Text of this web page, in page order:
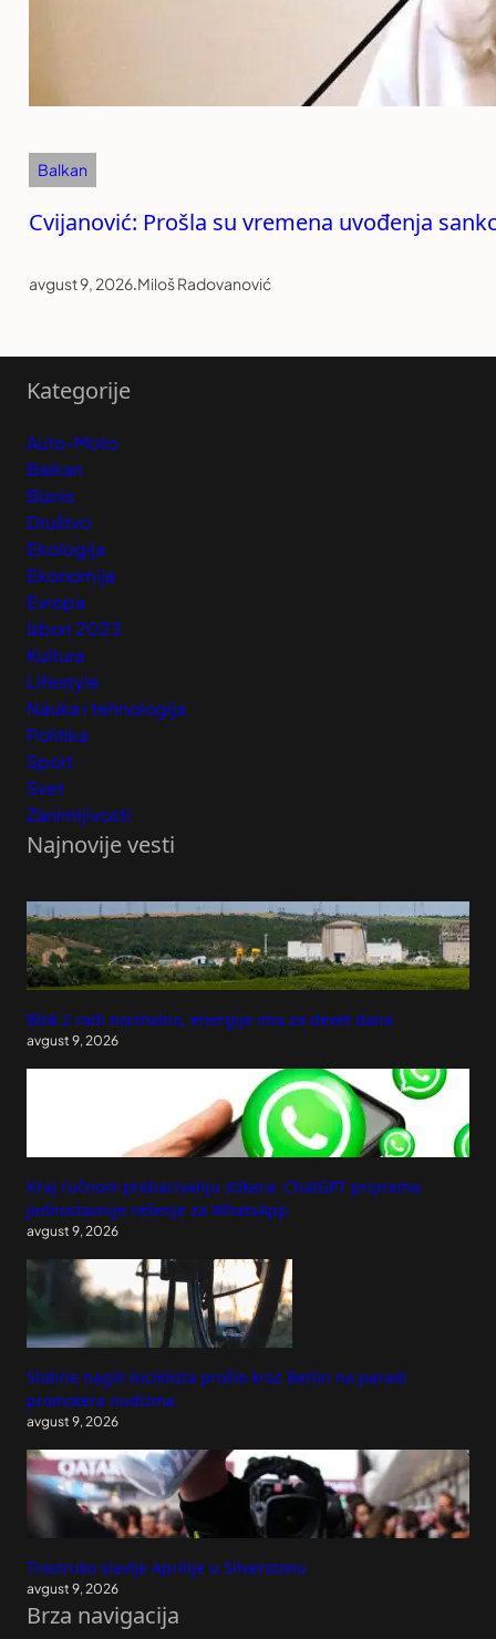
Balkan
Cvijanović: Prošla su vremena uvođenja
avgust 9, 2026.Miloš Radovanović
Kategorije
Auto-Moto
Balkan
Biznis
Društvo
Ekologija
Ekonomija
Evropa
Izbori 2023
Kultura
Lifestyle
Nauka i tehnologija
Politika
Sport
Svet
Zanimljivosti
Najnovije vesti
Blok 2 radi normalno, energije ima za devet dana
avgust 9, 2026
Kraj ručnom prebacivanju stikera: ChatGPT priprema
jednostavnije rešenje za WhatsApp
avgust 9, 2026
Stotine nagih biciklista prošlo kroz Berlin na paradi
promotera nudizma
avgust 9, 2026
Trostruko slavlje Aprilije u Silverstonu
avgust 9, 2026
Brza navigacija